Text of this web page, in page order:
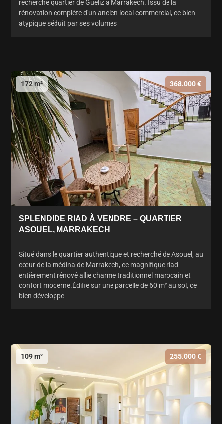
recherché quartier de Guéliz à Marrakech. Issu de la
rénovation complète d'un ancien local commercial, ce bien
atypique séduit par ses volumes
172 m² 368.000 €
SPLENDIDE RIAD À VENDRE – QUARTIER
ASOUEL, MARRAKECH
Situé dans le quartier authentique et recherché de Asouel, au
cœur de la médina de Marrakech, ce magnifique riad
entièrement rénové allie charme traditionnel marocain et
confort moderne.Édifié sur une parcelle de 60 m² au sol, ce
bien développe
109 m² 255.000 €